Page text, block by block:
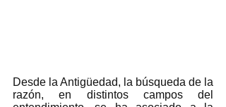
Desde la Antigüedad, la búsqueda de la
razón, en distintos campos del